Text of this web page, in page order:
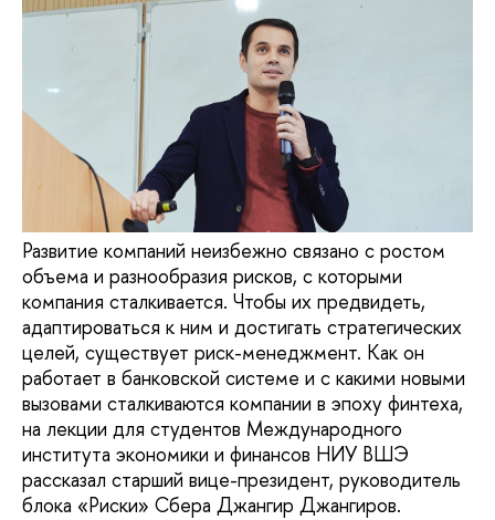
Развитие компаний неизбежно связано с ростом
объема и разнообразия рисков, с которыми
компания сталкивается. Чтобы их предвидеть,
адаптироваться к ним и достигать стратегических
целей, существует риск-менеджмент. Как он
работает в банковской системе и с какими новыми
вызовами сталкиваются компании в эпоху финтеха,
на лекции для студентов Международного
института экономики и финансов НИУ ВШЭ
рассказал старший вице-президент, руководитель
блока «Риски» Сбера Джангир Джангиров.